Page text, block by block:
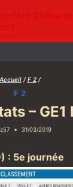
Accueil / F 2 /
F 2
– GE1
31/03/2019
: 5e journée